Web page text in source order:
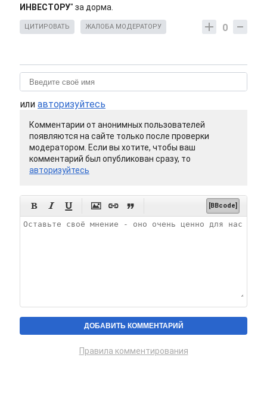
ИНВЕСТОРУ" за дорма.
0
ЦИТИРОВАТЬ ЖАЛОБА МОДЕРАТОРУ
или авторизуйтесь
Комментарии от анонимных пользователей
появляются на сайте только после проверки
модератором. Если вы хотите, чтобы ваш
комментарий был опубликован сразу, то
авторизуйтесь
      [BBcode]
Правила комментирования